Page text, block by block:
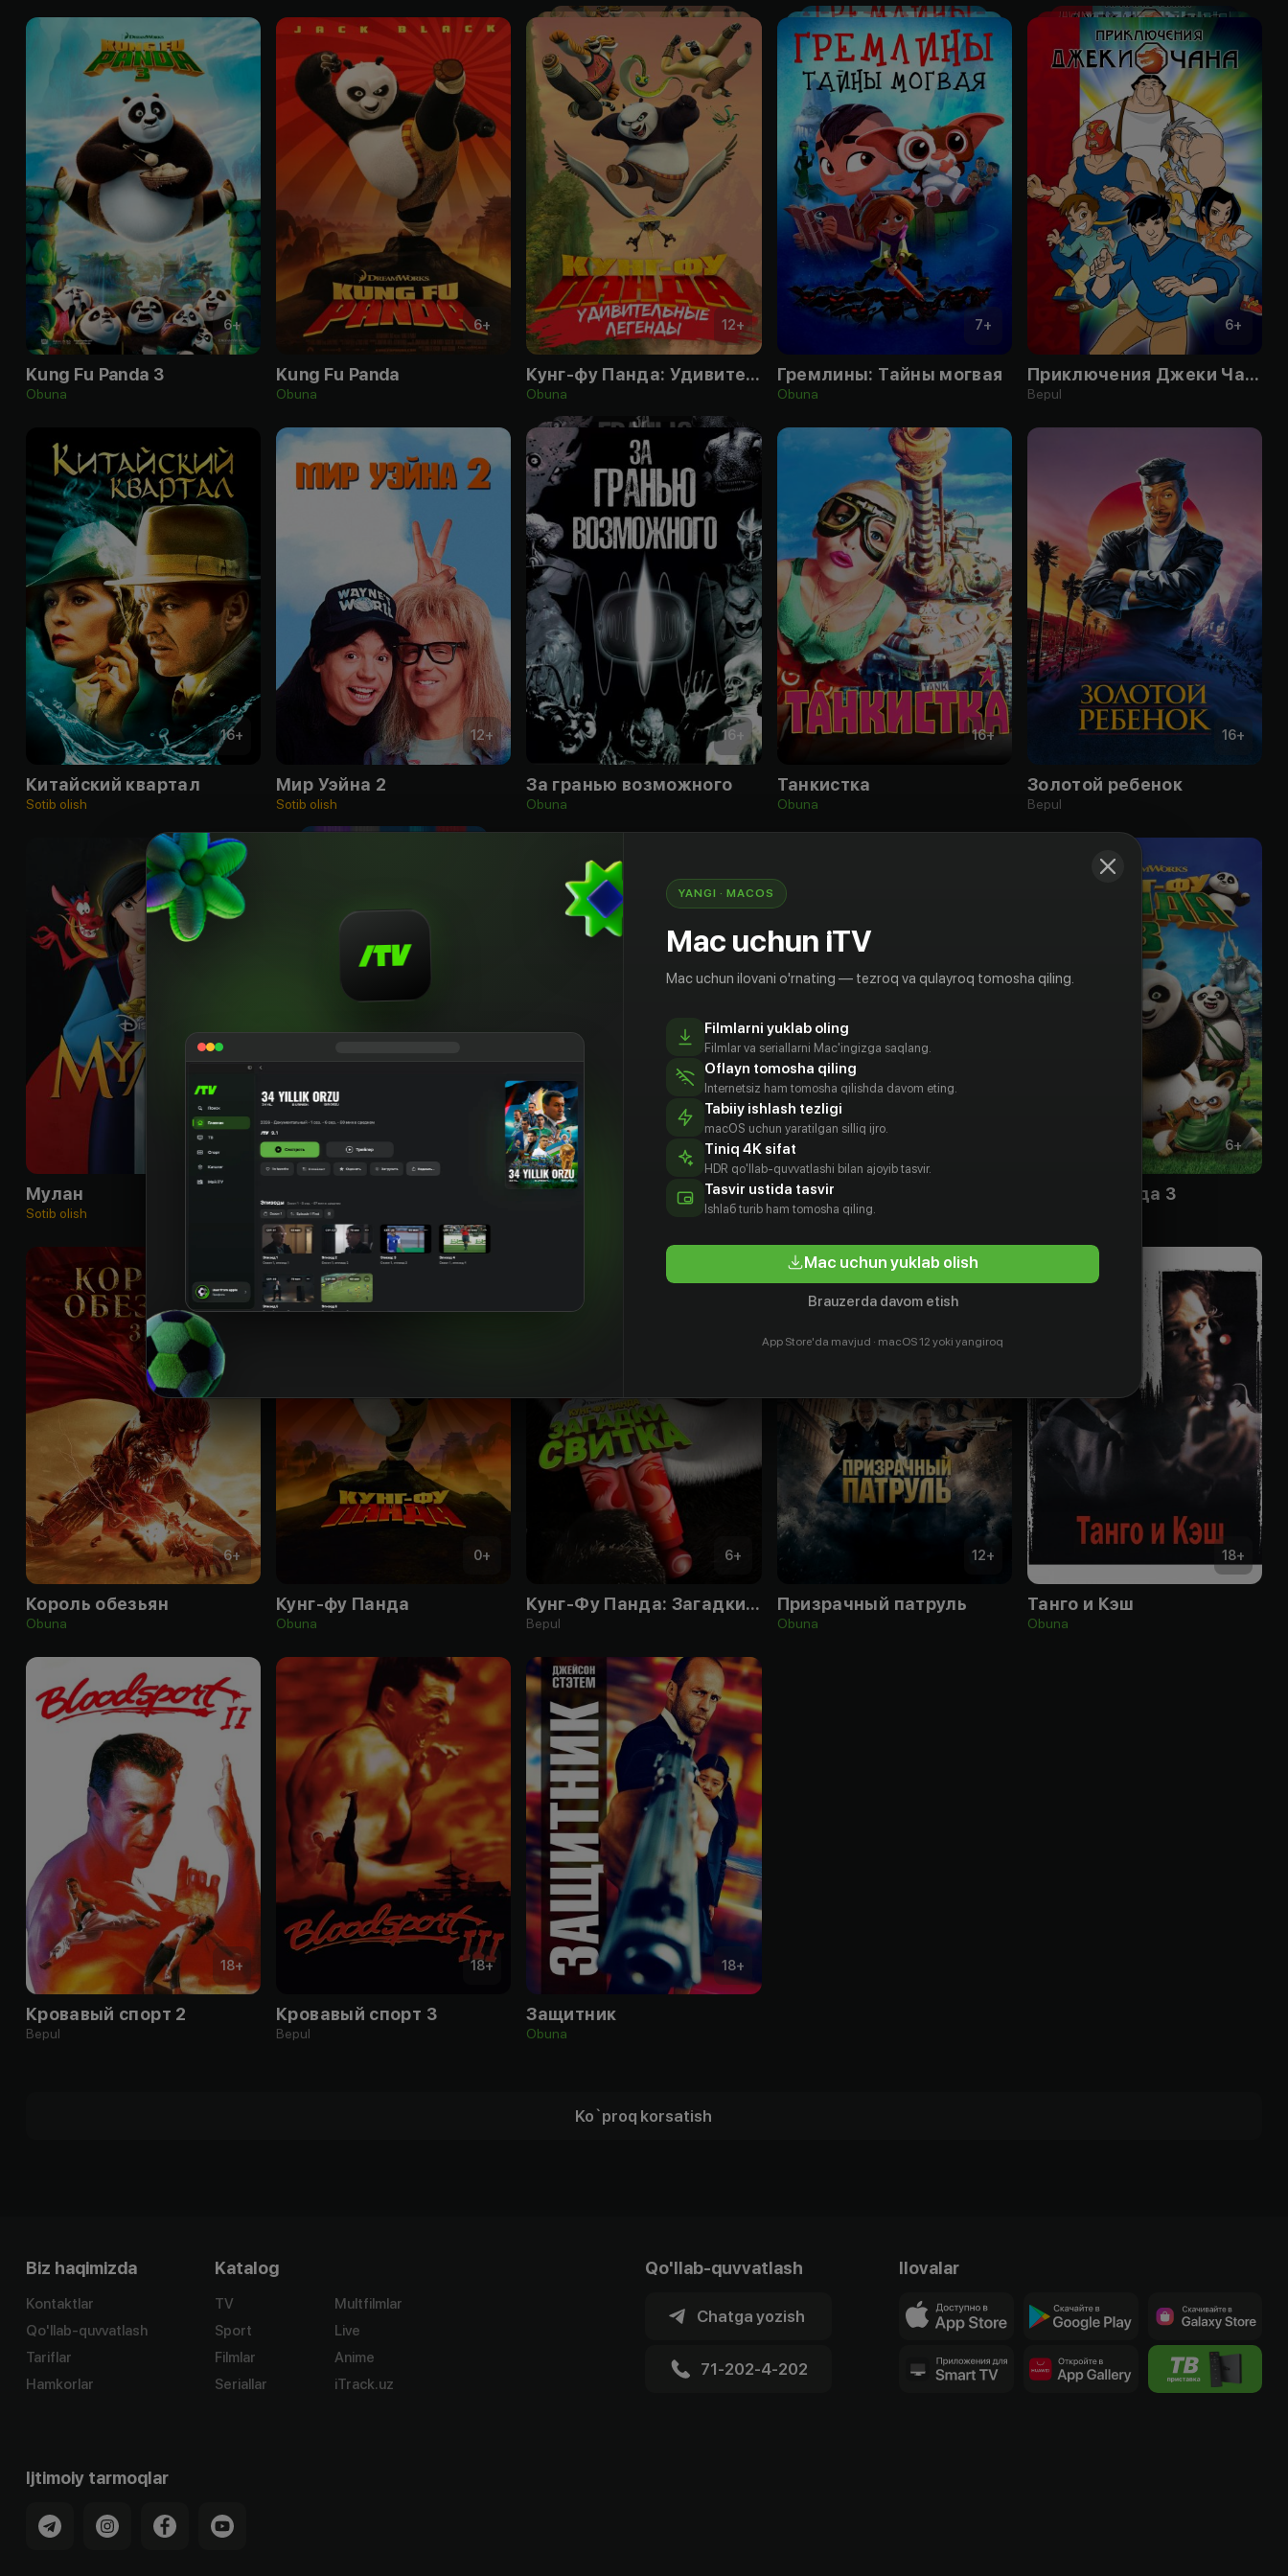
6+
Kung Fu Panda 3
Obuna
6+
Kung Fu Panda
Obuna
12+
Кунг-фу Панда: Удивительные легенды
Obuna
7+
Гремлины: Тайны могвая
Obuna
6+
Приключения Джеки Чана
Bepul
16+
Китайский квартал
Sotib olish
12+
Мир Уэйна 2
Sotib olish
16+
За гранью возможного
Obuna
16+
Танкистка
Obuna
16+
Золотой ребенок
Bepul
Мулан
Sotib olish Obuna
6+
Эверест Ниндзя III: Господство
Obuna
6+
Кунг-фу Панда 3
6+
Король обезьян
Obuna
0+
Кунг-фу Панда
Obuna
6+
Кунг-Фу Панда: Загадки свитка
Bepul
12+
Призрачный патруль
Obuna
18+
Танго и Кэш
Obuna
18+
Кровавый спорт 2
Bepul
18+
Кровавый спорт 3
Bepul
18+
Защитник
Obuna
Ko`proq korsatish
Biz haqimizda
Kontaktlar
Qo'llab-quvvatlash
Tariflar
Hamkorlar
Katalog
TV
Sport
Filmlar
Seriallar
Multfilmlar
Live
Anime
iTrack.uz
Qo'llab-quvvatlash
Chatga yozish
71-202-4-202
Ilovalar
Ijtimoiy tarmoqlar
YANGI · MACOS
Mac uchun iTV
Mac uchun ilovani o'rnating — tezroq va qulayroq tomosha qiling.
Filmlarni yuklab oling
Filmlar va seriallarni Mac'ingizga saqlang.
Oflayn tomosha qiling
Internetsiz ham tomosha qilishda davom eting.
Tabiiy ishlash tezligi
macOS uchun yaratilgan silliq ijro.
Tiniq 4K sifat
HDR qo'llab-quvvatlashi bilan ajoyib tasvir.
Tasvir ustida tasvir
Ishlаб turib ham tomosha qiling.
Mac uchun yuklab olish
Brauzerda davom etish
App Store'da mavjud · macOS 12 yoki yangiroq